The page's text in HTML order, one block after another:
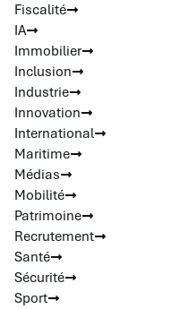
Fiscalité
IA
Immobilier
Inclusion
Industrie
Innovation
International
Maritime
Médias
Mobilité
Patrimoine
Recrutement
Santé
Sécurité
Sport